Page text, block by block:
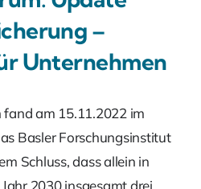
–
Unternehmen
am 15.11.2022 im
Basler Forschungsinstitut
Schluss, dass allein in
2030 insgesamt drei